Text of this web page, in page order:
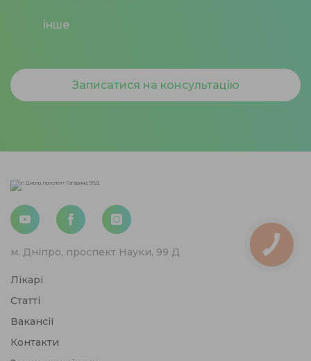
інше
Записатися на консультацію
м. Дніпро, проспект Науки, 99 Д
Лікарі
Статті
Вакансії
Контакти